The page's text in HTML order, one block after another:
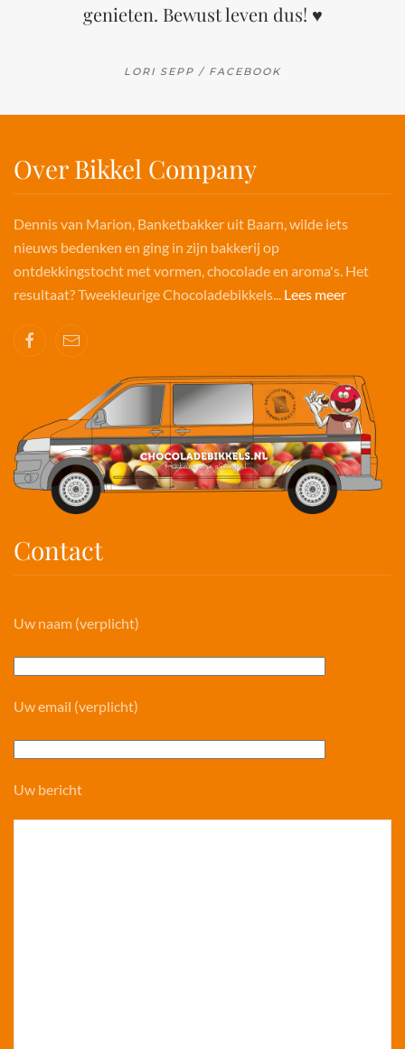
genieten. Bewust leven dus! ♥
LORI SEPP / FACEBOOK
Over Bikkel Company
Dennis van Marion, Banketbakker uit Baarn, wilde iets
nieuws bedenken en ging in zijn bakkerij op
ontdekkingstocht met vormen, chocolade en aroma's. Het
resultaat? Tweekleurige Chocoladebikkels... Lees meer
Contact
Uw naam (verplicht)
Uw email (verplicht)
Uw bericht